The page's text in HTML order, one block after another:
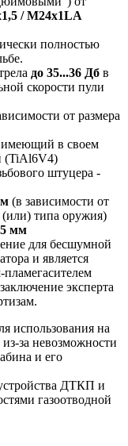
/ М24х1LA
полностью
до 35...36 Дб в
скорости пули
от размера
имеющий в своем
(TiAl6V4)
штуцера -
(в зависимости от
типа оружия)
мм
для бесшумной
и является
эксперта
использования на
из-за невозможности
и его
ДТКП и
газоотводной